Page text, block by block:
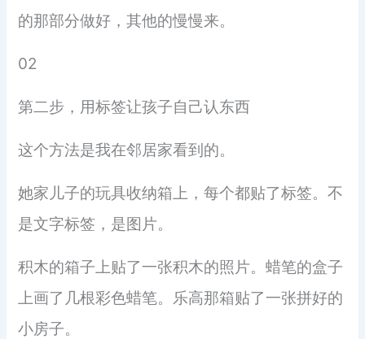
的那部分做好，其他的慢慢来。
02
第二步，用标签让孩子自己认东西
这个方法是我在邻居家看到的。
她家儿子的玩具收纳箱上，每个都贴了标签。不
是文字标签，是图片。
积木的箱子上贴了一张积木的照片。蜡笔的盒子
上画了几根彩色蜡笔。乐高那箱贴了一张拼好的
小房子。